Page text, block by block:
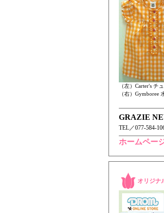
（左）Carter's チ
（右）Gymboree
GRAZIE
TEL／ 077-584-
ホームペ
オリジナ